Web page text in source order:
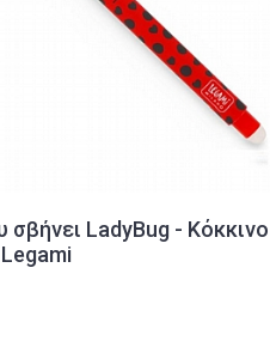
σβήνει LadyBug - Κόκκινο